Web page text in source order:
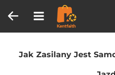
Porównanie produktów
Dom Blog
Jak
Rejestrator Jazdy?
Jak Zasilany Jest